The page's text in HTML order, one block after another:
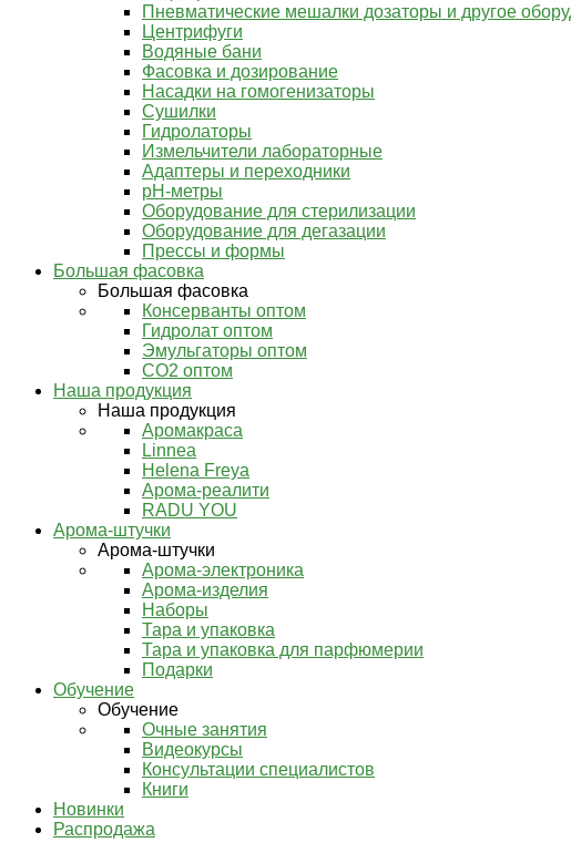
Пневматические мешалки дозаторы и другое
Центрифуги
Водяные бани
Фасовка и дозирование
Насадки на гомогенизаторы
Сушилки
Гидролаторы
Измельчители лабораторные
Адаптеры и переходники
pH-метры
Оборудование для стерилизации
Оборудование для дегазации
Прессы и формы
Большая фасовка
Большая фасовка
Консерванты оптом
Гидролат оптом
Эмульгаторы оптом
СО2 оптом
Наша продукция
Наша продукция
Аромакраса
Linnea
Helena Freya
Арома-реалити
RADU YOU
Арома-штучки
Арома-штучки
Арома-электроника
Арома-изделия
Наборы
Тара и упаковка
Тара и упаковка для парфюмерии
Подарки
Обучение
Обучение
Очные занятия
Видеокурсы
Консультации специалистов
Книги
Новинки
Распродажа